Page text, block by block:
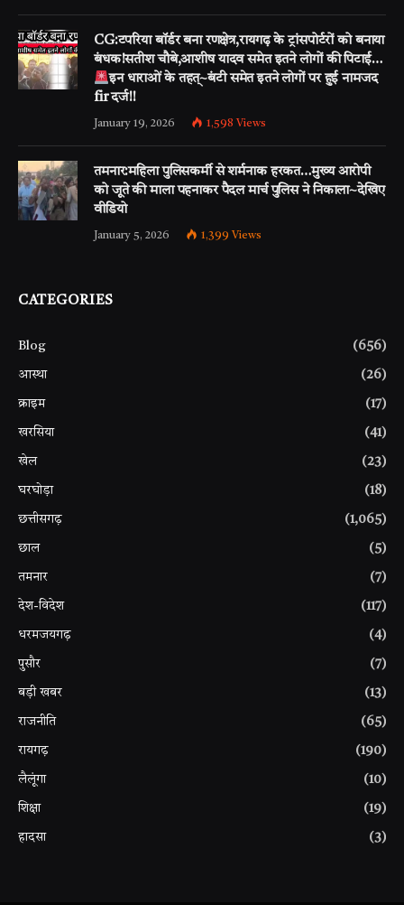
CG:टपरिया बॉर्डर बना रणक्षेत्र,रायगढ़ के ट्रांसपोर्टरों को बनाया
बंधक!सतीश चौबे,आशीष यादव समेत इतने लोगों की पिटाई…
इन धाराओं के तहत्~बंटी समेत इतने लोगों पर हुई नामजद
fir दर्ज!!
January 19, 2026 1,598 Views
तमनार:महिला पुलिसकर्मी से शर्मनाक हरकत…मुख्य आरोपी
को जूते की माला पहनाकर पैदल मार्च पुलिस ने निकाला~देखिए
वीडियो
January 5, 2026 1,399 Views
CATEGORIES
Blog (656)
आस्था (26)
क्राइम (17)
खरसिया (41)
खेल (23)
घरघोड़ा (18)
छत्तीसगढ़ (1,065)
छाल (5)
तमनार (7)
देश-विदेश (117)
धरमजयगढ़ (4)
पुसौर (7)
बड़ी खबर (13)
राजनीति (65)
रायगढ़ (190)
लैलूंगा (10)
शिक्षा (19)
हादसा (3)